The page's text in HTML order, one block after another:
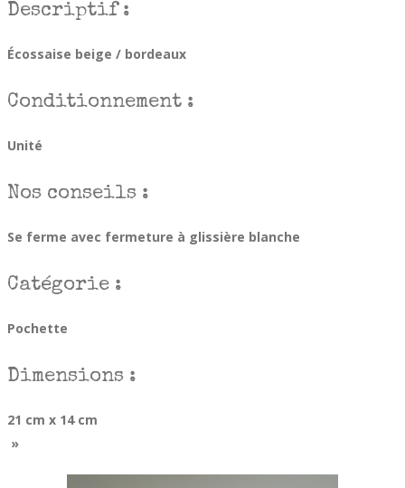
Descriptif :
Écossaise beige / bordeaux
Conditionnement :
Unité
Nos conseils :
Se ferme avec fermeture à glissière blanche
Catégorie :
Pochette
Dimensions :
21 cm x 14 cm
»